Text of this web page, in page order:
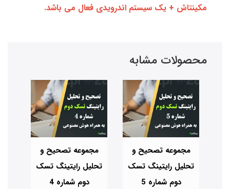
مکینتاش + یک سیستم اندرویدی فعال می باشد.
محصولات مشابه
مجموعه تصحیح و
تحلیل رایتینگ تسک
دوم شماره 5
مجموعه تصحیح و
تحلیل رایتینگ تسک
دوم شماره 4